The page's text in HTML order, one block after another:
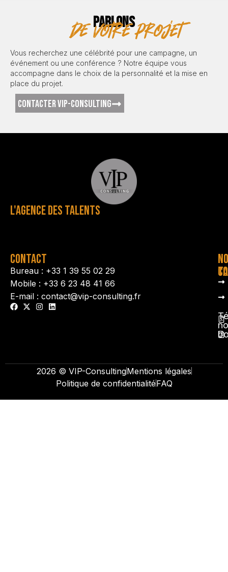
PARLONS
de votre projet
Vous recherchez une célébrité pour une campagne, un
événement ou une conférence ? Notre équipe vous
accompagne dans le choix de la personnalité et la mise en
place du projet.
CONTACTER VIP-CONSULTING
L'AGENCE DES TALENTS
CONTACT
Bureau : +33 1 39 55 02 29
Mobile : +33 6 23 48 41 66
E-mail : contact@vip-consulting.fr
2026 © VIP-ConsultingMentions légales
Politique de confidentialitéFAQ